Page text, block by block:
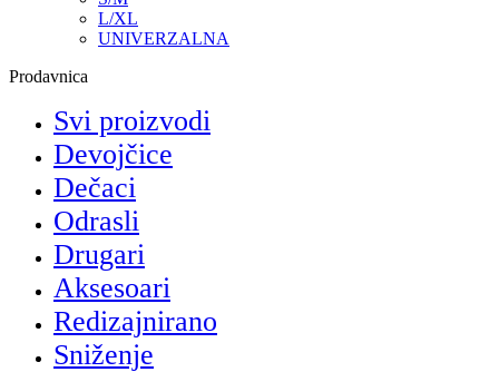
L/XL
UNIVERZALNA
Prodavnica
Svi proizvodi
Devojčice
Dečaci
Odrasli
Drugari
Aksesoari
Redizajnirano
Sniženje